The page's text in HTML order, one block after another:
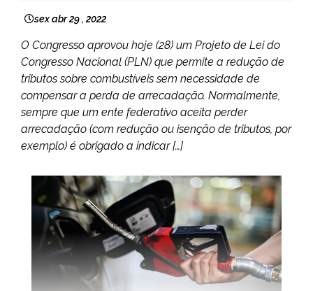
sex abr 29 , 2022
O Congresso aprovou hoje (28) um Projeto de Lei do
Congresso Nacional (PLN) que permite a redução de
tributos sobre combustíveis sem necessidade de
compensar a perda de arrecadação. Normalmente,
sempre que um ente federativo aceita perder
arrecadação (com redução ou isenção de tributos, por
exemplo) é obrigado a indicar […]